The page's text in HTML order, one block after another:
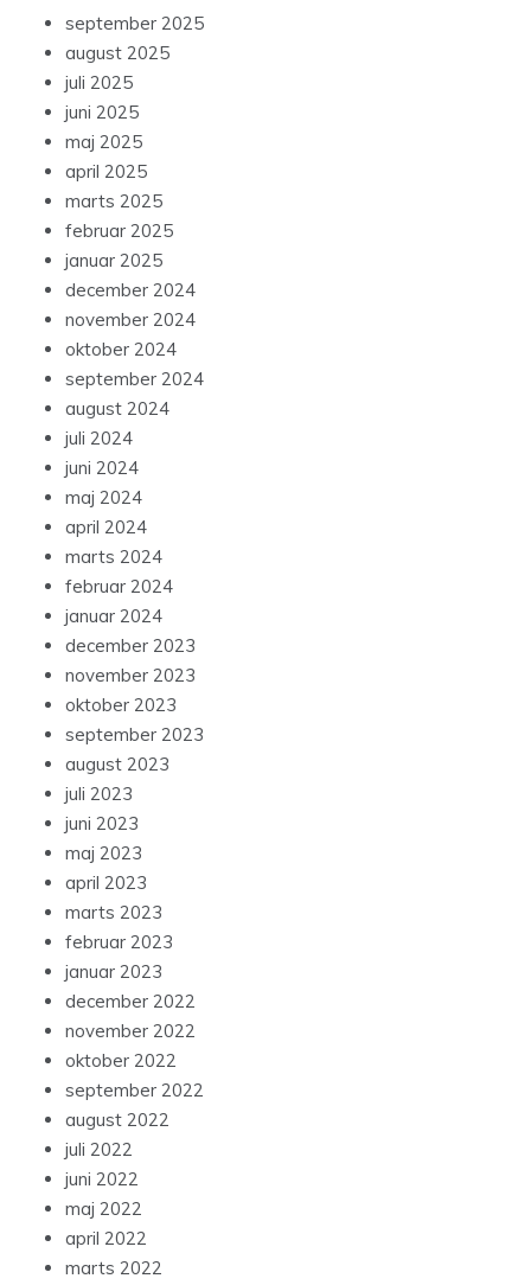
september 2025
august 2025
juli 2025
juni 2025
maj 2025
april 2025
marts 2025
februar 2025
januar 2025
december 2024
november 2024
oktober 2024
september 2024
august 2024
juli 2024
juni 2024
maj 2024
april 2024
marts 2024
februar 2024
januar 2024
december 2023
november 2023
oktober 2023
september 2023
august 2023
juli 2023
juni 2023
maj 2023
april 2023
marts 2023
februar 2023
januar 2023
december 2022
november 2022
oktober 2022
september 2022
august 2022
juli 2022
juni 2022
maj 2022
april 2022
marts 2022